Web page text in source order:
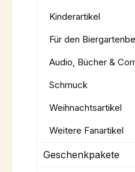
Kinderartikel
Für den
Audio, Bücher &
Schmuck
Weihnachtsartikel
Weitere Fanartikel
Geschenkpakete